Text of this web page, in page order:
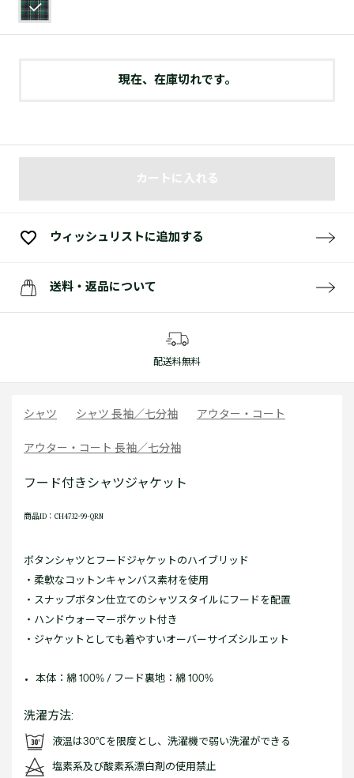
現在、在庫切れです。
カートに入れる
ウィッシュリストに追加する
送料・返品について
配送料無料
シャツ シャツ 長袖／七分袖 アウター・コート
アウター・コート 長袖／七分袖
フード付きシャツジャケット
商品ID：CH4732-99-QRN
ボタンシャツとフードジャケットのハイブリッド
・柔軟なコットンキャンバス素材を使用
・スナップボタン仕立てのシャツスタイルにフードを配置
・ハンドウォーマーポケット付き
・ジャケットとしても着やすいオーバーサイズシルエット
本体：綿 100% / フード裏地：綿 100%
洗濯方法:
液温は30℃を限度とし、洗濯機で弱い洗濯ができる
塩素系及び酸素系漂白剤の使用禁止